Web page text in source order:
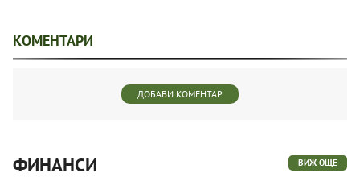
КОМЕНТАРИ
ДОБАВИ КОМЕНТАР
ФИНАНСИ ВИЖ ОЩЕ